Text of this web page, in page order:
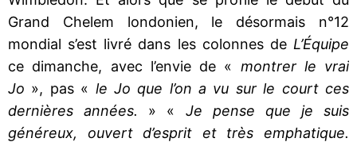
Grand Chelem londonien, le désormais n°12
mondial s’est livré dans les colonnes de L’Équipe
ce dimanche, avec l’envie de « montrer le vrai
Jo », pas « le Jo que l’on a vu sur le court ces
dernières années. » « Je pense que je suis
généreux, ouvert d’esprit et très emphatique.